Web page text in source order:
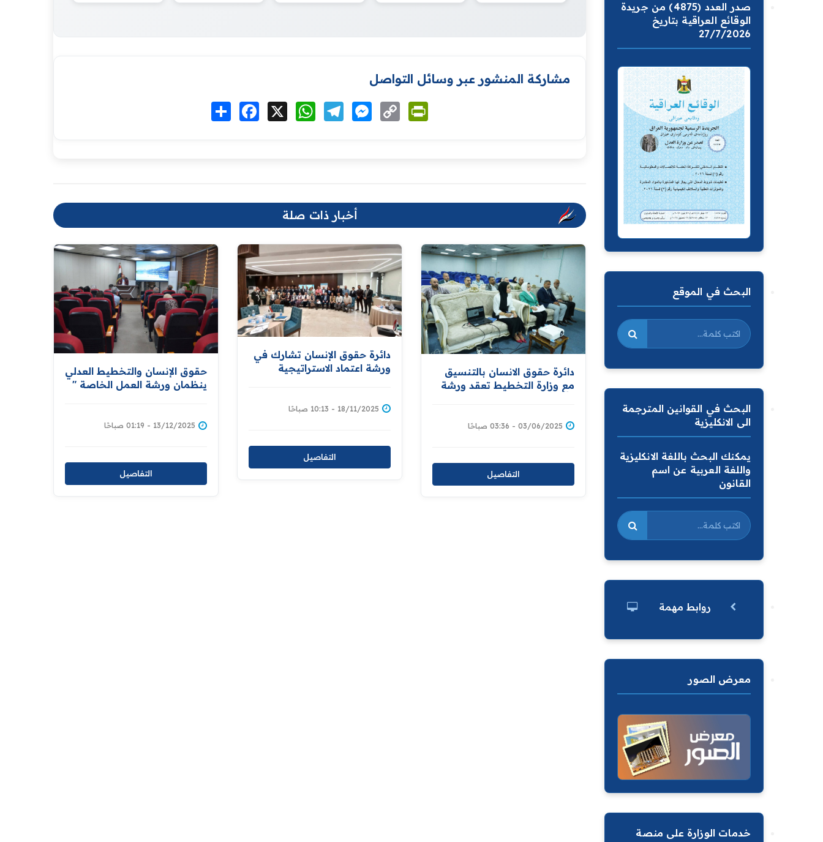
مشاركة المنشور عبر وسائل التواصل
انشر Facebook WhatsAppTelegramMessenger
Copy
Link
أخبار ذات صلة
حقوق الإنسان والتخطيط العدلي
ينظمان ورشة العمل الخاصة "
حقوق الإنسان "
13/12/2025 - 01:19 صباحًا
التفاصيل
دائرة حقوق الإنسان تشارك في
ورشة اعتماد الاستراتيجية
المناخي
18/11/2025 - 10:13 صباحًا
التفاصيل
دائرة حقوق الانسان بالتنسيق
مع وزارة التخطيط تعقد ورشة
03/06/2025 - 03:36 صباحًا
التفاصيل
صدر العدد (4875) من جريدة
الوقائع العراقية بتاريخ
27/7/2026
البحث في الموقع
البحث في القوانين المترجمة
الى الانكليزية
يمكنك البحث باللغة الانكليزية
واللغة العربية عن اسم
القانون
روابط مهمة
معرض الصور
خدمات الوزارة على منصة